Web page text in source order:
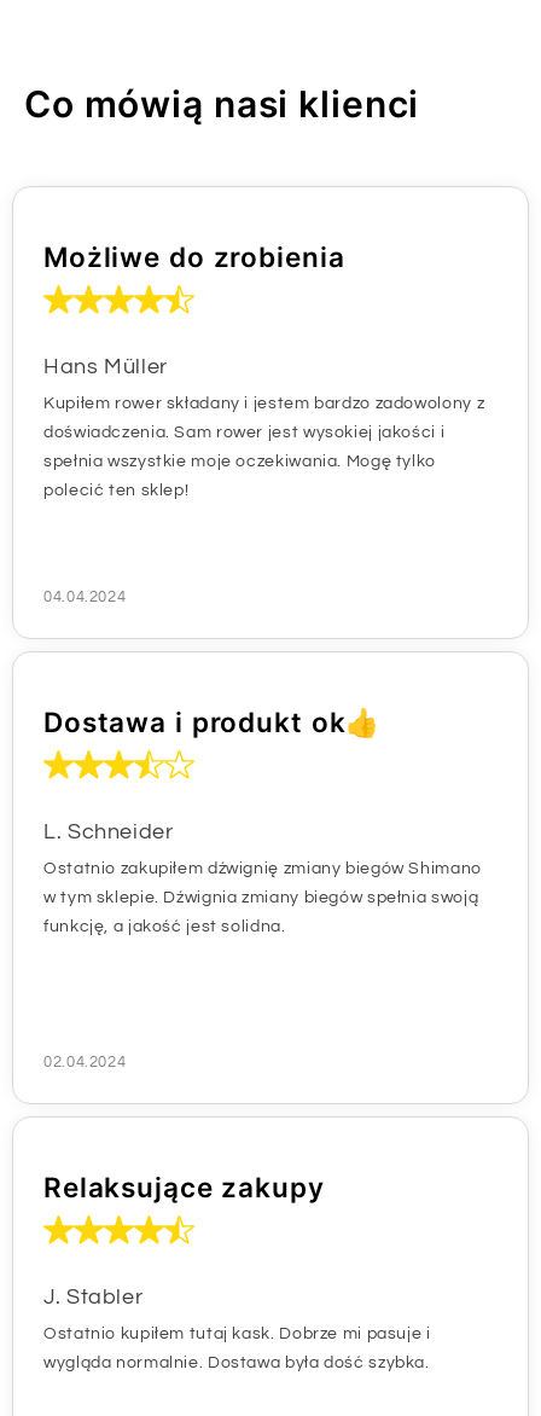
Co mówią nasi klienci
Możliwe do zrobienia
Hans Müller
Kupiłem rower składany i jestem bardzo zadowolony z
doświadczenia. Sam rower jest wysokiej jakości i
spełnia wszystkie moje oczekiwania. Mogę tylko
polecić ten sklep!
04.04.2024
Dostawa i produkt ok👍
L. Schneider
Ostatnio zakupiłem dźwignię zmiany biegów Shimano
w tym sklepie. Dźwignia zmiany biegów spełnia swoją
funkcję, a jakość jest solidna.
02.04.2024
Relaksujące zakupy
J. Stabler
Ostatnio kupiłem tutaj kask. Dobrze mi pasuje i
wygląda normalnie. Dostawa była dość szybka.